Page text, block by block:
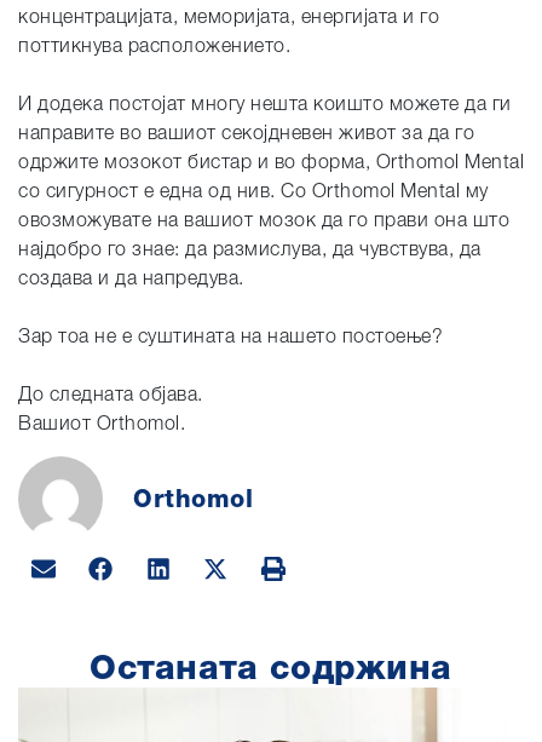
концентрацијата, меморијата, енергијата и го
поттикнува расположението.
И додека постојат многу нешта коишто можете да ги
направите во вашиот секојдневен живот за да го
одржите мозокот бистар и во форма, Orthomol Mental
со сигурност е една од нив. Со Orthomol Mental му
овозможувате на вашиот мозок да го прави она што
најдобро го знае: да размислува, да чувствува, да
создава и да напредува.
Зар тоа не е суштината на нашето постоење?
До следната објава.
Вашиот Orthomol.
Orthomol
Останата содржина